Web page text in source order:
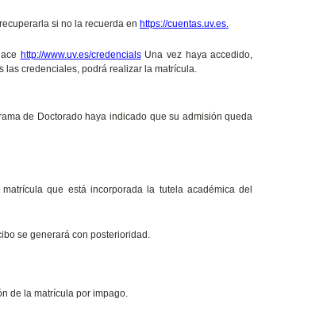
si no la recuerda en https://cuentas.uv.es.
http://www.uv.es/credencialsUna vez haya accedido,
las credenciales, podrá realizar la matrícula.
de Doctorado haya indicado que su admisión queda
que está incorporada la tutela académica del
se generará con posterioridad.
de la matrícula por impago.